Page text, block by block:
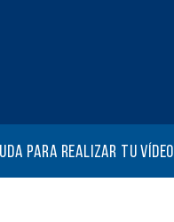
para realizar tu vídeo